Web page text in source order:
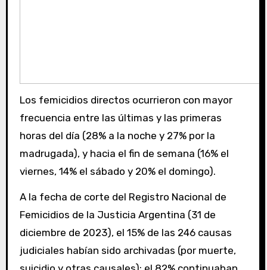
Los femicidios directos ocurrieron con mayor
frecuencia entre las últimas y las primeras
horas del día (28% a la noche y 27% por la
madrugada), y hacia el fin de semana (16% el
viernes, 14% el sábado y 20% el domingo).
A la fecha de corte del Registro Nacional de
Femicidios de la Justicia Argentina (31 de
diciembre de 2023), el 15% de las 246 causas
judiciales habían sido archivadas (por muerte,